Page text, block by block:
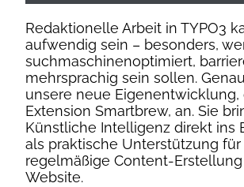
Redaktionelle Arbeit in TYPO3
aufwendig sein – besonders,
suchmaschinenoptimiert,
mehrsprachig sein sollen.
unsere neue Eigenentwicklung,
Extension Smartbrew, an. Sie
Künstliche Intelligenz direkt ins
als praktische Unterstützung für
regelmäßige Content-
Website.